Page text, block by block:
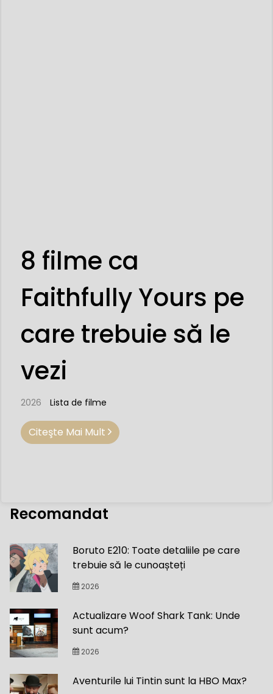
8 filme ca
Faithfully Yours pe
care trebuie să le
vezi
2026 Lista de filme
Citeşte Mai Mult
Recomandat
Boruto E210: Toate detaliile pe care
trebuie să le cunoașteți
2026
Actualizare Woof Shark Tank: Unde
sunt acum?
2026
Aventurile lui Tintin sunt la HBO Max?